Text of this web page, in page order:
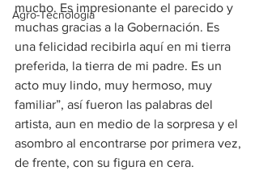
Agro-Tecnología
mucho. Es impresionante el parecido y
muchas gracias a la Gobernación. Es
una felicidad recibirla aquí en mi tierra
preferida, la tierra de mi padre. Es un
acto muy lindo, muy hermoso, muy
familiar”, así fueron las palabras del
artista, aun en medio de la sorpresa y el
asombro al encontrarse por primera vez,
de frente, con su figura en cera.